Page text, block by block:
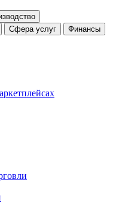
Сфера услуг Финансы